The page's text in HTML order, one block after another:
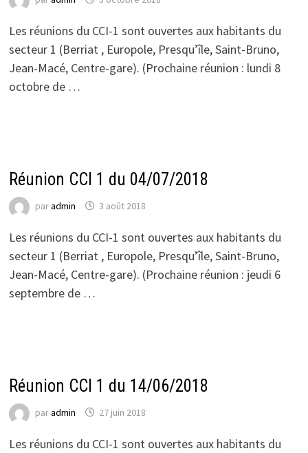
Les réunions du CCI-1 sont ouvertes aux habitants du
secteur 1 (Berriat , Europole, Presqu’île, Saint-Bruno,
Jean-Macé, Centre-gare). (Prochaine réunion : lundi 8
octobre de …
Réunion CCI 1 du 04/07/2018
paradmin 3 août 2018
Les réunions du CCI-1 sont ouvertes aux habitants du
secteur 1 (Berriat , Europole, Presqu’île, Saint-Bruno,
Jean-Macé, Centre-gare). (Prochaine réunion : jeudi 6
septembre de …
Réunion CCI 1 du 14/06/2018
paradmin 27 juin 2018
Les réunions du CCI-1 sont ouvertes aux habitants du